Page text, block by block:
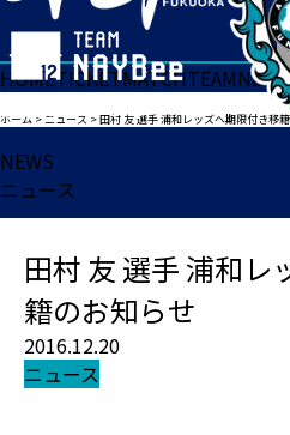
HOMETICKETMATCHTEAMNEWS
ホーム >ニュース >田村 友 選手 浦和レッズへ期限付き移
NEWS
ニュース
田村 友 選手 浦和レ
籍のお知らせ
2016.12.20
ニュース